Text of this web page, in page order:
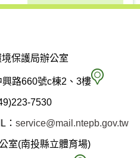
保護局辦公室
路660號c棟2、3樓 南
縣
7530
： service@mail.ntepb.gov.tw
室(南投縣立體育場)